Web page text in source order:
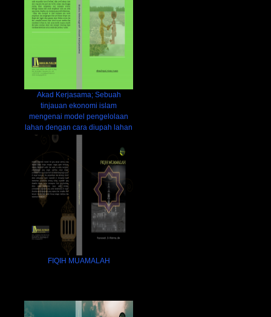
Akad Kerjasama; Sebuah
tinjauan ekonomi islam
mengenai model pengelolaan
lahan dengan cara diupah lahan
FIQIH MUAMALAH